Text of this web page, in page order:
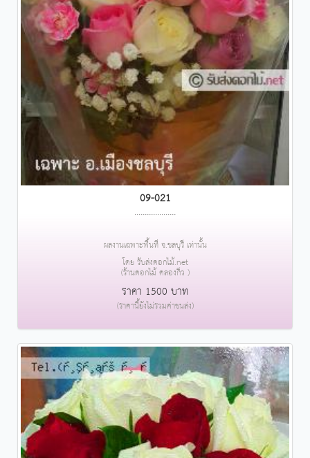
09-021
....................
ผลงานเฉพาะพื้นที่ จ.ชลบุรี เท่านั้น
โดย รับส่งดอกไม้.net
(ร้านดอกไม้ คลองกิ่ว )
ราคา 1500 บาท
(ราคานี้ยังไม่รวมค่าขนส่ง)